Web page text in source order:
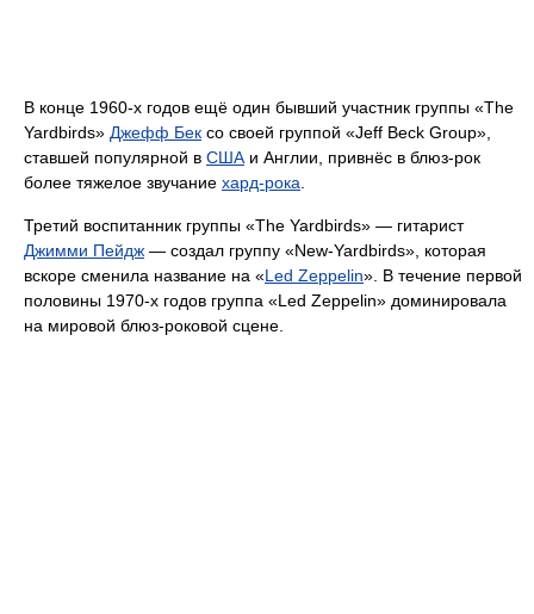
В конце 1960-х годов ещё один бывший участник группы «The
Yardbirds» Джефф Бек со своей группой «Jeff Beck Group»,
ставшей популярной в США и Англии, привнёс в блюз-рок
более тяжелое звучание хард-рока
Третий воспитанник группы «The Yardbirds» — гитарист
Джимми Пейдж — создал группу «New-Yardbirds», которая
вскоре сменила название на «Led Zeppelin». В течение первой
половины 1970-х годов группа «Led Zeppelin» доминировала
на мировой блюз-роковой сцене.